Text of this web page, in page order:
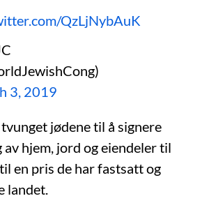
QzLjNybAuK
3, 2019
jødene til å signere
av hjem, jord og eiendeler til
en pris de har fastsatt og
landet.